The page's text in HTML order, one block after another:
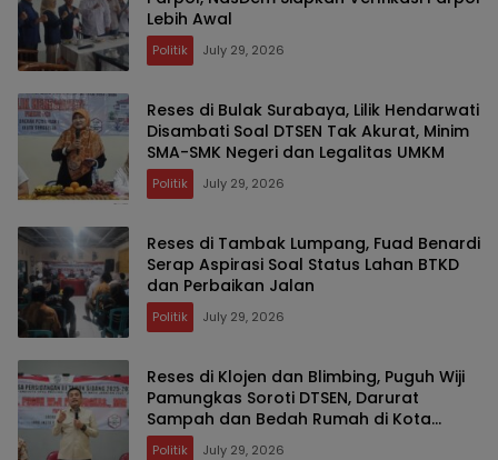
Lebih Awal
Politik July 29, 2026
Reses di Bulak Surabaya, Lilik Hendarwati
Disambati Soal DTSEN Tak Akurat, Minim
SMA-SMK Negeri dan Legalitas UMKM
Politik July 29, 2026
Reses di Tambak Lumpang, Fuad Benardi
Serap Aspirasi Soal Status Lahan BTKD
dan Perbaikan Jalan
Politik July 29, 2026
Reses di Klojen dan Blimbing, Puguh Wiji
Pamungkas Soroti DTSEN, Darurat
Sampah dan Bedah Rumah di Kota
Malang
Politik July 29, 2026